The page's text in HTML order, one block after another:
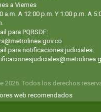
a Viernes
a.m. A 12:00 p.m. Y 1:00 p.m. A
para PQRSDF:
para notificaciones judiciales:
2026. Todos los derechos
web recomendados